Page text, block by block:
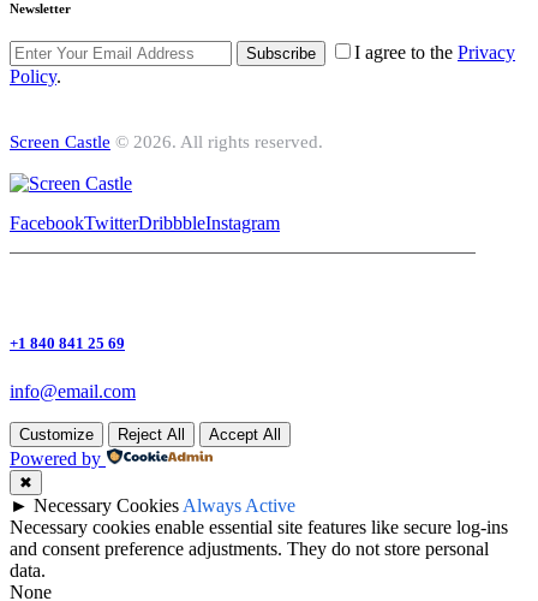
Newsletter
Subscribe I agree to the Privacy
Policy.
Screen Castle © 2026. All rights reserved.
FacebookTwitterDribbbleInstagram
+1 840 841 25 69
info@email.com
Customize Reject All Accept All
Powered by
✖
► Necessary Cookies Always Active
Necessary cookies enable essential site features like secure log-ins
and consent preference adjustments. They do not store personal
data.
None